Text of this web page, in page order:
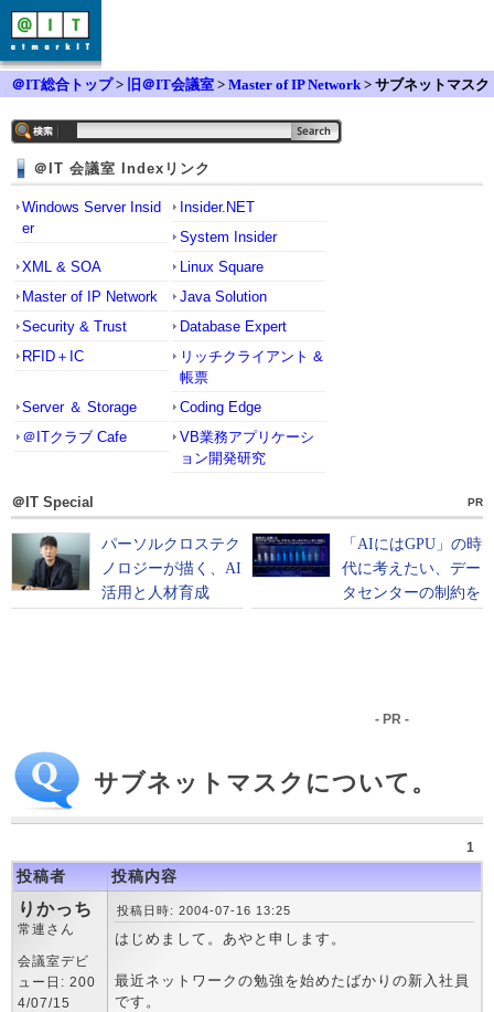
＠IT総合トップ> 旧＠IT会議室 > Master of IP Network > サブネットマスク
＠IT 会議室 Indexリンク
Windows Server Insid
er
Insider.NET
System Insider
XML & SOA
Linux Square
Master of IP Network
Java Solution
Security & Trust
Database Expert
RFID＋IC
リッチクライアント &
帳票
Server ＆ Storage
Coding Edge
＠ITクラブ Cafe
VB業務アプリケーシ
ョン開発研究
＠IT Special PR
- PR -
サブネットマスクについて。
1
投稿者 投稿内容
りかっち
常連さん
会議室デビ
ュー日: 200
4/07/15
投稿日時: 2004-07-16 13:25
はじめまして。あやと申します。
最近ネットワークの勉強を始めたばかりの新入社員
です。